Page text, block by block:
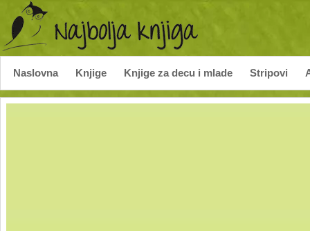
Naslovna Knjige Knjige za decu i mlade Stripovi